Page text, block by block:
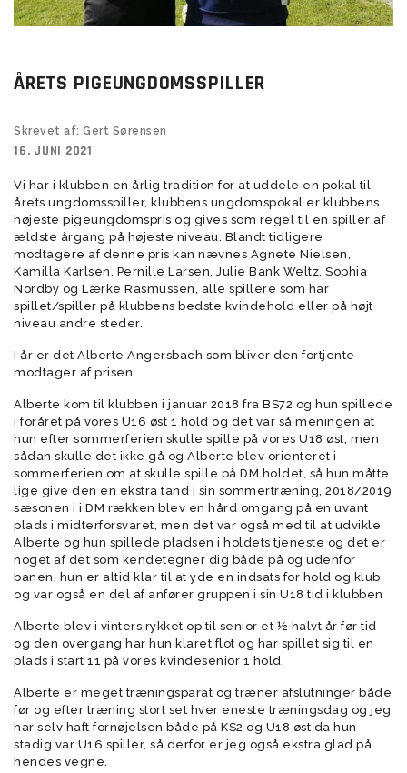
ÅRETS PIGEUNGDOMSSPILLER
Skrevet af: Gert Sørensen
16. JUNI 2021
Vi har i klubben en årlig tradition for at uddele en pokal til
årets ungdomsspiller, klubbens ungdomspokal er klubbens
højeste pigeungdomspris og gives som regel til en spiller af
ældste årgang på højeste niveau. Blandt tidligere
modtagere af denne pris kan nævnes Agnete Nielsen,
Kamilla Karlsen, Pernille Larsen, Julie Bank Weltz, Sophia
Nordby og Lærke Rasmussen, alle spillere som har
spillet/spiller på klubbens bedste kvindehold eller på højt
niveau andre steder.
I år er det Alberte Angersbach som bliver den fortjente
modtager af prisen.
Alberte kom til klubben i januar 2018 fra BS72 og hun spillede
i foråret på vores U16 øst 1 hold og det var så meningen at
hun efter sommerferien skulle spille på vores U18 øst, men
sådan skulle det ikke gå og Alberte blev orienteret i
sommerferien om at skulle spille på DM holdet, så hun måtte
lige give den en ekstra tand i sin sommertræning, 2018/2019
sæsonen i i DM rækken blev en hård omgang på en uvant
plads i midterforsvaret, men det var også med til at udvikle
Alberte og hun spillede pladsen i holdets tjeneste og det er
noget af det som kendetegner dig både på og udenfor
banen, hun er altid klar til at yde en indsats for hold og klub
og var også en del af anfører gruppen i sin U18 tid i klubben
Alberte blev i vinters rykket op til senior et ½ halvt år før tid
og den overgang har hun klaret flot og har spillet sig til en
plads i start 11 på vores kvindesenior 1 hold.
Alberte er meget træningsparat og træner afslutninger både
før og efter træning stort set hver eneste træningsdag og jeg
har selv haft fornøjelsen både på KS2 og U18 øst da hun
stadig var U16 spiller, så derfor er jeg også ekstra glad på
hendes vegne.